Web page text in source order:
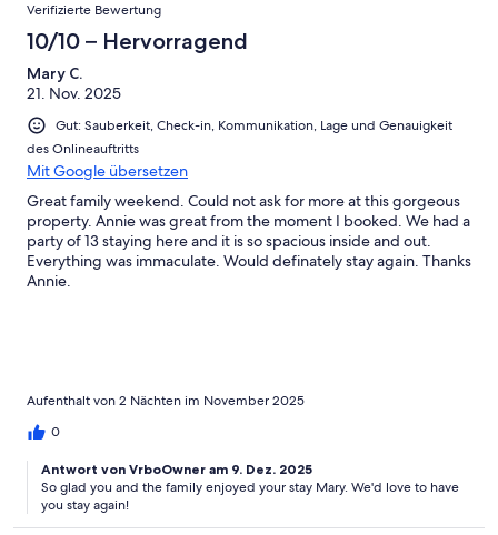
Verifizierte Bewertung
10/10 – Hervorragend
Mary C.
21. Nov. 2025
Gut: Sauberkeit, Check-in, Kommunikation, Lage und Genauigkeit
des Onlineauftritts
Mit Google übersetzen
Great family weekend. Could not ask for more at this gorgeous
property. Annie was great from the moment I booked. We had a
party of 13 staying here and it is so spacious inside and out.
Everything was immaculate. Would definately stay again. Thanks
Annie.
Aufenthalt von 2 Nächten im November 2025
0
Antwort von VrboOwner am 9. Dez. 2025
So glad you and the family enjoyed your stay Mary. We'd love to have
you stay again!